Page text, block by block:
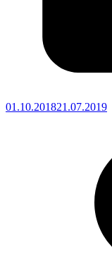
01.10.201821.07.2019